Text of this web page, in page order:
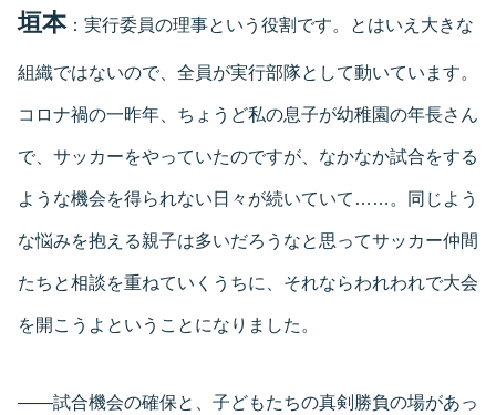
垣本：実行委員の理事という役割です。とはいえ大きな
組織ではないので、全員が実行部隊として動いています。
コロナ禍の一昨年、ちょうど私の息子が幼稚園の年長さん
で、サッカーをやっていたのですが、なかなか試合をする
ような機会を得られない日々が続いていて……。同じよう
な悩みを抱える親子は多いだろうなと思ってサッカー仲間
たちと相談を重ねていくうちに、それならわれわれで大会
を開こうよということになりました。
――試合機会の確保と、子どもたちの真剣勝負の場があっ